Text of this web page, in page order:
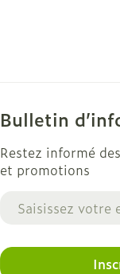
Bulletin
Restez informé
et promotions
Adresse mail